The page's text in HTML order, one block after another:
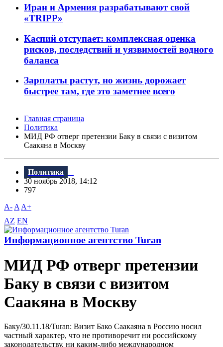
Иран и Армения разрабатывают свой
«TRIPP»
Каспий отступает: комплексная оценка
рисков, последствий и уязвимостей водного
баланса
Зарплаты растут, но жизнь дорожает
быстрее там, где это заметнее всего
Главная страница
Политика
МИД РФ отверг претензии Баку в связи с визитом
Саакяна в Москву
Политика
30 ноябрь 2018, 14:12
797
A- A A+
AZ EN
Информационное агентство Turan
МИД РФ отверг претензии
Баку в связи с визитом
Саакяна в Москву
Баку/30.11.18/Turan: Bизит Бако Саакаяна в Россию носил
частный характер, что не противоречит ни российскому
законодательству, ни каким-либо международном